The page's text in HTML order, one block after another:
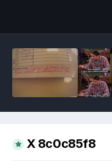
X 8c0c85f8